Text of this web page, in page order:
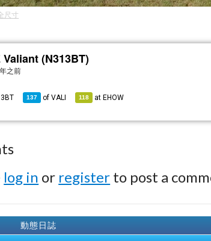
尺寸
Valiant (N313BT)
之前
137 ofVALI 118 at EHOW
log in or register to post a
動態日誌